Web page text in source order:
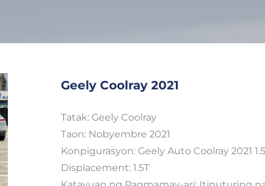
Geely Coolray 2021
Tatak: Geely Coolray
Taon: Nobyembre 2021
Konpigurasyon: Geely Auto Coolray 2021
Displacement: 1.5T